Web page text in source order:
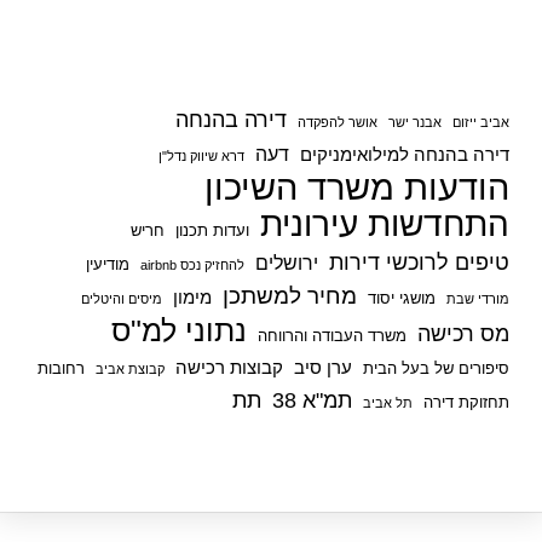
אביב ייזום אבנר ישר אושר להפקדה דירה בהנחה
דירה בהנחה למילואימניקים דעה דרא שיווק נדל"ן
הודעות משרד השיכון
התחדשות עירונית ועדות תכנון חריש
טיפים לרוכשי דירות ירושלים להחזיק נכס airbnb מודיעין
מורדי שבת מושגי יסוד מחיר למשתכן מימון מיסים והיטלים
מס רכישה משרד העבודה והרווחה נתוני למ"ס
סיפורים של בעל הבית ערן סיב קבוצות רכישה קבוצת אביב
רחובות
תחזוקת דירה
תל אביב תמ"א 38 תת